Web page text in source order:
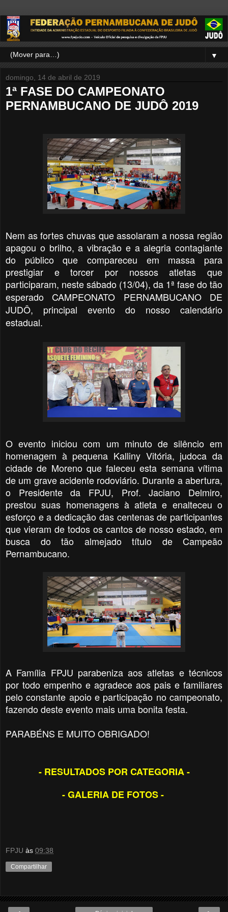
▼
domingo, 14 de abril de 2019
1ª FASE DO CAMPEONATO
PERNAMBUCANO DE JUDÔ 2019
Nem as fortes chuvas que assolaram a nossa região
apagou o brilho, a vibração e a alegria contagiante
do público que compareceu em massa para
prestigiar e torcer por nossos atletas que
participaram, neste sábado (13/04), da 1ª fase do tão
esperado CAMPEONATO PERNAMBUCANO DE
JUDÔ, principal evento do nosso calendário
estadual.
O evento iniciou com um minuto de silêncio em
homenagem à pequena Kalliny Vitória, judoca da
cidade de Moreno que faleceu esta semana vítima
de um grave acidente rodoviário. Durante a abertura,
o Presidente da FPJU, Prof. Jaciano Delmiro,
prestou suas homenagens à atleta e enalteceu o
esforço e a dedicação das centenas de participantes
que vieram de todos os cantos de nosso estado, em
busca do tão almejado título de Campeão
Pernambucano.
A Família FPJU parabeniza aos atletas e técnicos
por todo empenho e agradece aos pais e familiares
pelo constante apoio e participação no campeonato,
fazendo deste evento mais uma bonita festa.
PARABÉNS E MUITO OBRIGADO!
- RESULTADOS POR CATEGORIA -
- GALERIA DE FOTOS -
FPJU às 09:38
Compartilhar